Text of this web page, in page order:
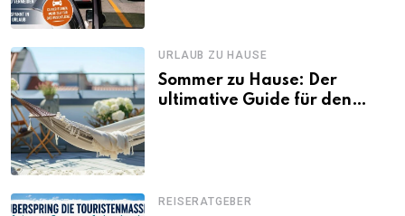
URLAUB ZU HAUSE
Sommer zu Hause: Der
ultimative Guide für den
REISERATGEBER